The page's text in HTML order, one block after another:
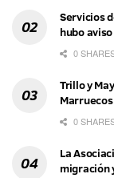
Servicios
hubo
0
Trillo y
Marruecos
0
La
migración